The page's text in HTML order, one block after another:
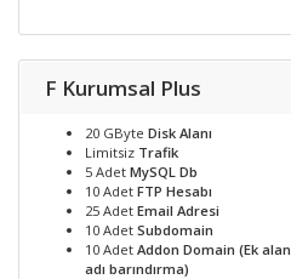
F Kurumsal Plus
20 GByte Disk Alanı
Limitsiz Trafik
5 Adet MySQL Db
10 Adet FTP Hesabı
25 Adet Email Adresi
10 Adet Subdomain
10 Adet Addon Domain (Ek alan
adı barındırma)